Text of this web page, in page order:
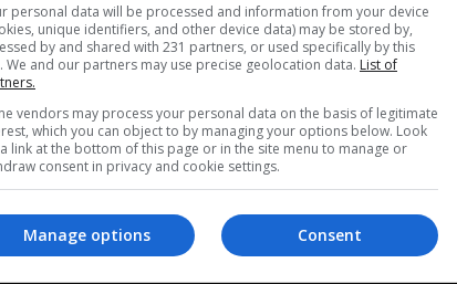
أسئلة عامة 28-7-2026 | 2026 مراقبة الهاتف
الاعتذار متأخر 15-7-2026 | 2026
personal data will be processed and information from your device
unique identifiers, and other device data) may be stored by,
by and shared with 231 partners, or used specifically by this
We and our partners may use precise geolocation data. List of
vendors may process your personal data on the basis of legitimate
which you can object to by managing your options below. Look
link at the bottom of this page or in the site menu to manage or
consent in privacy and cookie settings.
Consent
Manage options